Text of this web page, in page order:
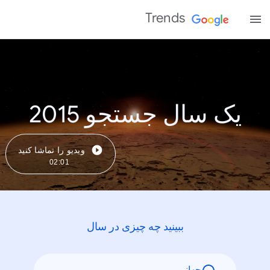
Trends
یک سال جستجو 2015
ویدیو را تماشا کنید
02:01
ببینید چه چیزی در سال